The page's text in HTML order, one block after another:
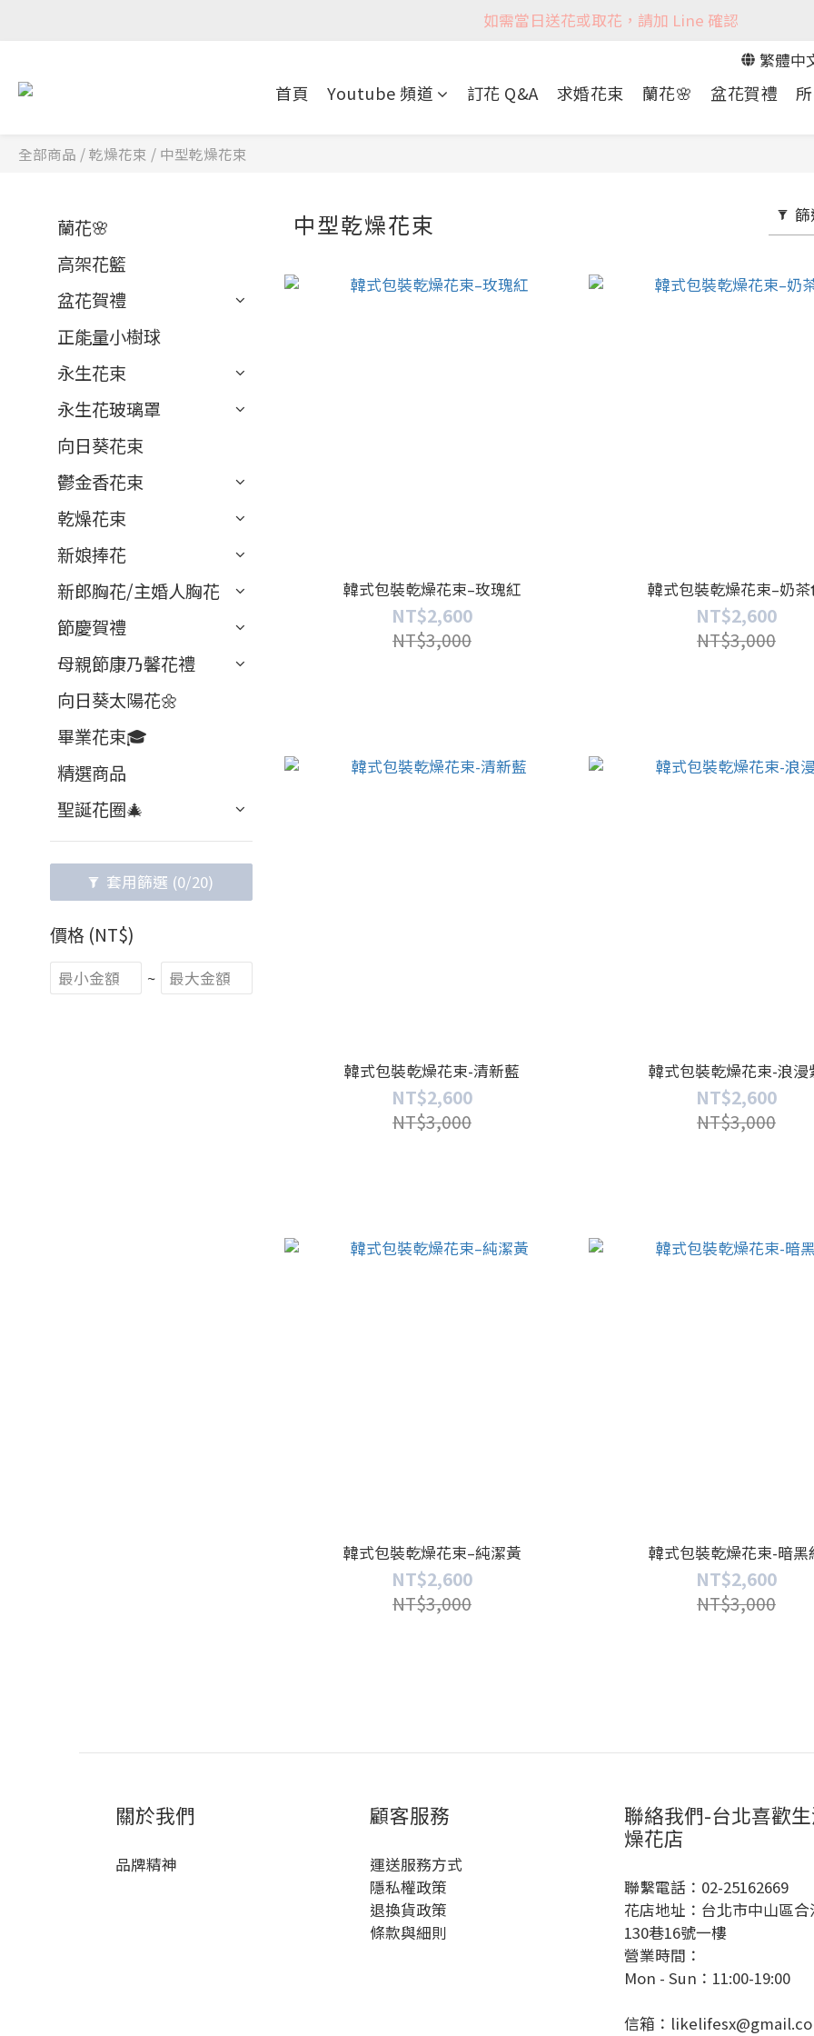
如需當日送花或取花，請加 Line 確認
繁體中
首頁 Youtube 頻道 訂花 Q&A 求婚花束 蘭花🌸 盆花賀禮
全部商品 /乾燥花束 / 中型乾燥花束
蘭花🌸
高架花籃
盆花賀禮
正能量小樹球
永生花束
永生花玻璃罩
向日葵花束
鬱金香花束
乾燥花束
新娘捧花
新郎胸花/主婚人胸花
節慶賀禮
母親節康乃馨花禮
向日葵太陽花🌼
畢業花束🎓
精選商品
聖誕花圈🎄
套用篩選 (0/20)
價格 (NT$)
~
中型乾燥花束
韓式包裝乾燥花束–玫瑰紅
NT$2,600
NT$3,000
韓式包裝乾燥花束–奶茶
NT$2,600
NT$3,000
韓式包裝乾燥花束-清新藍
NT$2,600
NT$3,000
韓式包裝乾燥花束-浪漫
NT$2,600
NT$3,000
韓式包裝乾燥花束–純潔黃
NT$2,600
NT$3,000
韓式包裝乾燥花束-暗黑
NT$2,600
NT$3,000
關於我們
品牌精神
顧客服務
運送服務方式
隱私權政策
退換貨政策
條款與細則
聯絡我們-台北喜歡
燥花店
聯繫電話：02-25162669
花店地址：台北市中山區合
130巷16號一樓
營業時間：
Mon - Sun：11:00-19:00
信箱：